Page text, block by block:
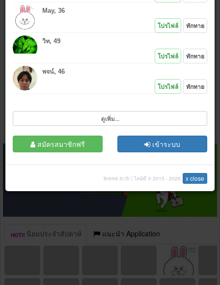
*.jpg , (.gif .bmp .png กว้างไม่เกิน 500 px)
ชอบ
ฉันไม่ใช่โปรแกรมอัตโนมัติ
นิยมประจำสัปดาห์ แนะนำ Application
May, 36
โปรไฟล์ ทักทาย
วิท, 49
โปรไฟล์ ทักทาย
พจน์, 46
โปรไฟล์ ทักทาย
ดูเพิ่ม...
สมัครสมาชิกฟรี เข้าระบบ
lineme.in.th | ไลน์มี © 2015 - 2026 x close